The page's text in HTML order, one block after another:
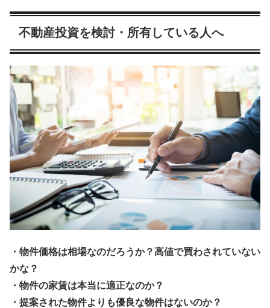
不動産投資を検討・所有している人へ
・物件価格は相場なのだろうか？高値で買わされていない
かな？
・物件の家賃は本当に適正なのか？
・提案された物件よりも優良な物件はないのか？